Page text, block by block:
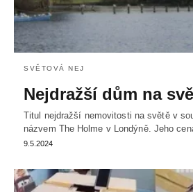
SVĚTOVÁ NEJ
Nejdražší dům na
Titul nejdražší nemovitosti na světě v
názvem The Holme v Londýně. Jeho
9.5.2024